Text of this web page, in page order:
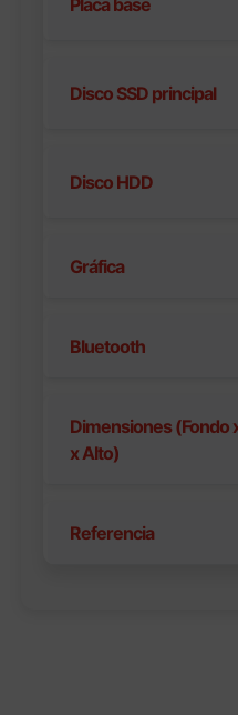
Placa base
Disco SSD principal
Disco HDD
Gráfica
Bluetooth
Dimensiones (Fondo
x Alto)
Referencia